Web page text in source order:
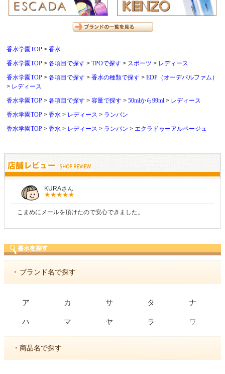
香水学園TOP
香水
香水学園TOP
各項目で探す TPOで探す スポーツ
レディース
香水学園TOP
各項目で探す 香水の種類で探す
EDP（オーデパルファム）
レディース
香水学園TOP
各項目で探す 容量で探す 50mlから99ml
レディース
香水学園TOP
香水 レディース
ランバン
香水学園TOP
香水 レディース ランバン エクラドゥーアルページュ
商品が早く届いたのでよかったです。また利用させてもらいます
・ ブランド名で探す
ア カ サ タ ナ
ハ マ ヤ ラ ワ
・商品名で探す